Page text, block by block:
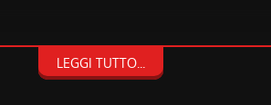
LEGGI TUTTO...